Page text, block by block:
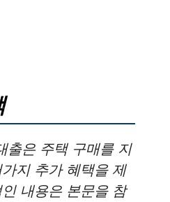
출은 주택 구매를 지
지 추가 혜택을 제
내용은 본문을 참